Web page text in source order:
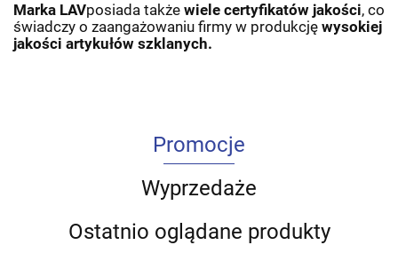
Marka LAVposiada także wiele certyfikatów jakości, co
świadczy o zaangażowaniu firmy w produkcję wysokiej
jakości artykułów szklanych.
Promocje
Wyprzedaże
Ostatnio oglądane produkty